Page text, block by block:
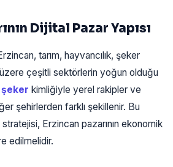
Dijital Pazar Yapısı
tarım, hayvancılık, şeker
çeşitli sektörlerin yoğun olduğu
şeker kimliğiyle yerel rakipler ve
şehirlerden farklı şekillenir. Bu
Erzincan pazarının ekonomik
edilmelidir.